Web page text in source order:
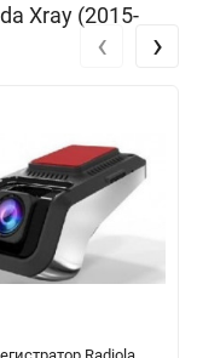
Xray (2015-
‹ ›